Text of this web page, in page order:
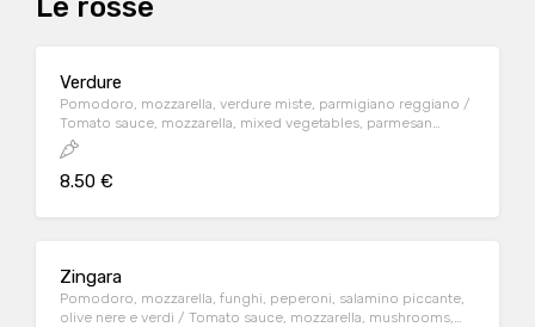
Le rosse
Verdure
Pomodoro, mozzarella, verdure miste, parmigiano reggiano /
Tomato sauce, mozzarella, mixed vegetables, parmesan
cheese
8.50 €
Zingara
Pomodoro, mozzarella, funghi, peperoni, salamino piccante,
olive nere e verdi / Tomato sauce, mozzarella, mushrooms,